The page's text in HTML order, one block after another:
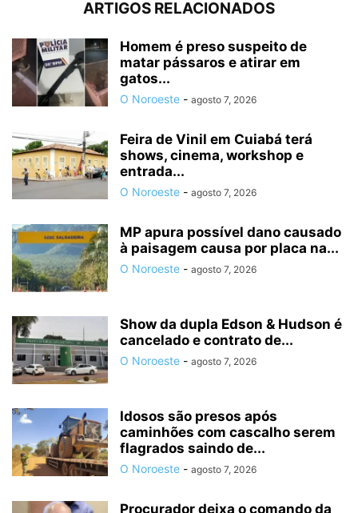
ARTIGOS RELACIONADOS
Homem é preso suspeito de
matar pássaros e atirar em
gatos...
O Noroeste - agosto 7, 2026
Feira de Vinil em Cuiabá terá
shows, cinema, workshop e
entrada...
O Noroeste - agosto 7, 2026
MP apura possível dano causado
à paisagem causa por placa na...
O Noroeste - agosto 7, 2026
Show da dupla Edson & Hudson é
cancelado e contrato de...
O Noroeste - agosto 7, 2026
Idosos são presos após
caminhões com cascalho serem
flagrados saindo de...
O Noroeste - agosto 7, 2026
Procurador deixa o comando da